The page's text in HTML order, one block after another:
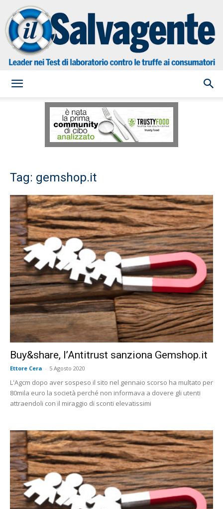
Salvagente
Tag: gemshop.it
Buy&share, l’Antitrust sanziona Gemshop.it
Ettore Cera - 5 Agosto 2020
L'Agcm dopo aver sospeso il sito nel gennaio scorso ha multato per
80mila euro la società perché non informava a dovere gli utenti
attraendoli con il miraggio di sconti elevatissimi